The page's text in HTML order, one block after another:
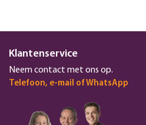
Klantenservice
Neem contact met ons op.
Telefoon, e-mail of WhatsApp